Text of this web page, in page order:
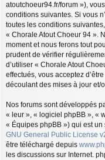
atoutchoeur94.fr/forum »),
conditions suivantes. Si vous
toutes les conditions
« Chorale Atout Choeur 94 ».
moment et nous ferons tout
prudent de vérifier
d’utiliser « Chorale Atout
effectués, vous acceptez
découlant des mises à jour et/
Nos forums sont développés
« leur », « logiciel phpBB », «
« Équipes phpBB ») qui est
GNU General Public License
être téléchargé depuis
les discussions sur Internet.